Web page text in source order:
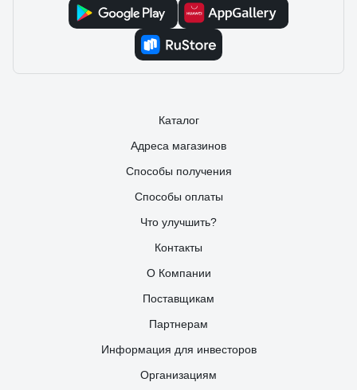
Каталог
Адреса магазинов
Способы получения
Способы оплаты
Что улучшить?
Контакты
О Компании
Поставщикам
Партнерам
Информация для инвесторов
Организациям